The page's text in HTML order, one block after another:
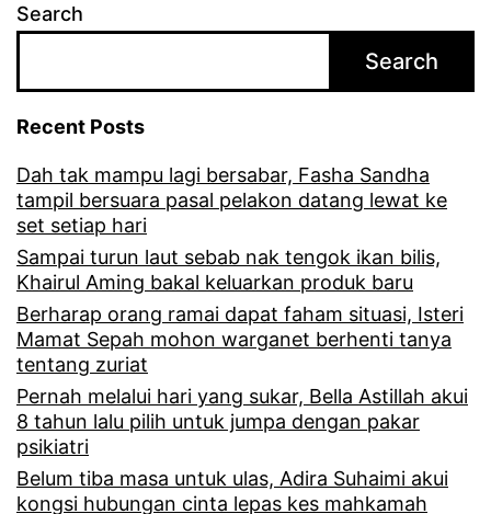
e
m
a
,
w
a
r
g
e
Search
Search
Recent Posts
Dah tak mampu lagi bersabar, Fasha Sandha
tampil bersuara pasal pelakon datang lewat ke
set setiap hari
Sampai turun laut sebab nak tengok ikan bilis,
Khairul Aming bakal keluarkan produk baru
Berharap orang ramai dapat faham situasi, Isteri
Mamat Sepah mohon warganet berhenti tanya
tentang zuriat
Pernah melalui hari yang sukar, Bella Astillah akui
8 tahun lalu pilih untuk jumpa dengan pakar
psikiatri
Belum tiba masa untuk ulas, Adira Suhaimi akui
kongsi hubungan cinta lepas kes mahkamah